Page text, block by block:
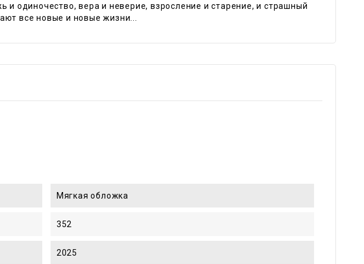
и одиночество, вера и неверие, взросление и старение, и страшный
все новые и новые жизни...
Мягкая обложка
352
2025